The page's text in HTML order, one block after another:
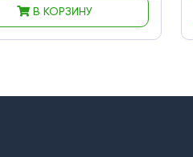
В КОРЗИНУ